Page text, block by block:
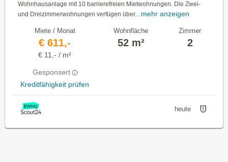
Wohnhausanlage mit 10 barrierefreien Mietwohnungen. Die Zwei-
und Dreizimmerwohnungen verfügen über... mehr anzeigen
Miete / Monat
€ 611,-
€ 11,- / m²
Gesponsert
Kreditfähigkeit prüfen
Wohnfläche
52 m²
Zimmer
2
heute